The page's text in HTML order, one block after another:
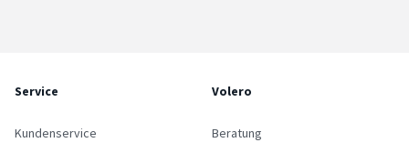
Service
Kundenservice
Volero
Beratung